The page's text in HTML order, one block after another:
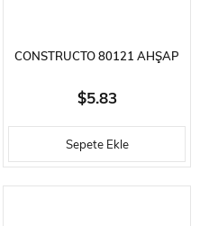
CONSTRUCTO 80121 AHŞAP
ÇITA- BLACKISH MANZONIA-
1X3X1000 MM-10 ADET
$5.83
Sepete Ekle